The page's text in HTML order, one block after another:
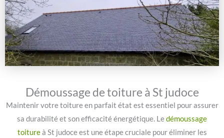
Démoussage de toiture à St judoce
Maintenir votre toiture en parfait état est essentiel pour assurer
sa durabilité et son efficacité énergétique. Ledémoussage
toitureà St judoce est une étape cruciale pour éliminer les